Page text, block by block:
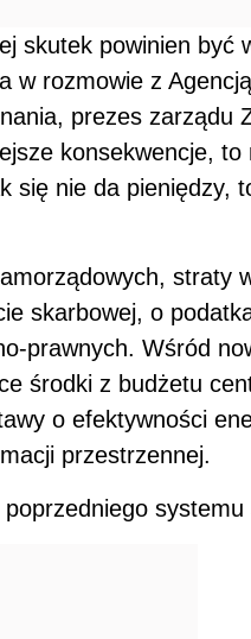
skutek powinien być
w rozmowie z
prezes zarządu
konsekwencje, to
się nie da pieniędzy,
straty
skarbowej, o
prawnych. Wśród
środki z budżetu
o efektywności
przestrzennej.